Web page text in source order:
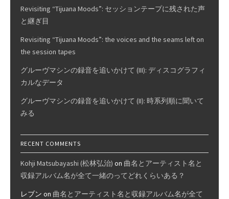
Revisiting “Tijuana Moods”: セッションテープに残された声
と継ぎ目
Revisiting “Tijuana Moods”: the voices and the seams left on
the session tapes
グルーヴマシンの録音を追いかけて (III): ディスコグラフィ
カルなデータ
グルーヴマシンの録音を追いかけて (II): 時系列順に聞いて
みる
RECENT COMMENTS
Kohji Matsubayashi (松林弘治) on 曲名とアーティスト名と
収録アルバム名が全て一緒のってどれくらいある？
レブン on 曲名とアーティスト名と収録アルバム名が全て